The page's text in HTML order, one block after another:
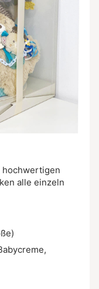
hochwertigen
alle einzeln